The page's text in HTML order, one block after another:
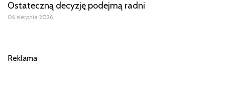
Ostateczną decyzję podejmą radni
06 sierpnia 2026
Reklama